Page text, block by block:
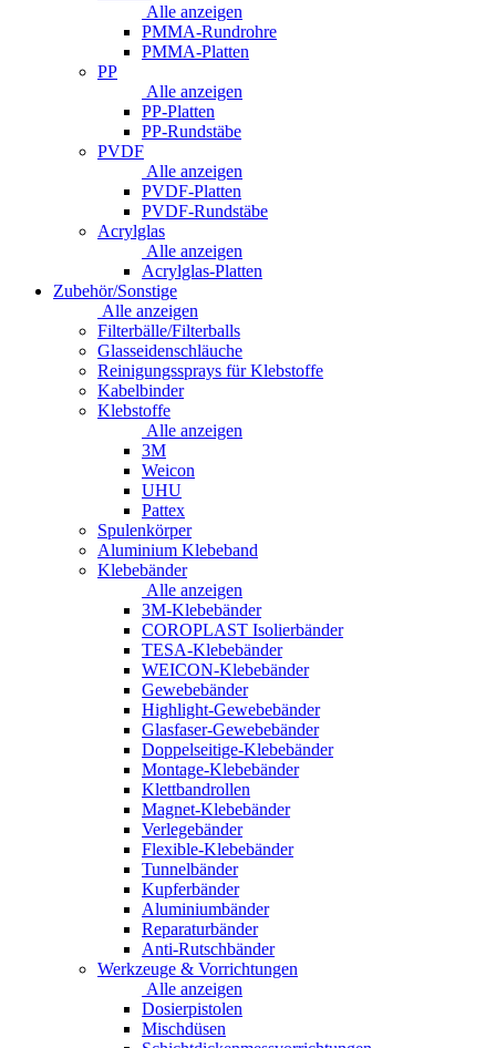
Alle anzeigen
PMMA-Rundrohre
PMMA-Platten
PP
Alle anzeigen
PP-Platten
PP-Rundstäbe
PVDF
Alle anzeigen
PVDF-Platten
PVDF-Rundstäbe
Acrylglas
Alle anzeigen
Acrylglas-Platten
Zubehör/Sonstige
Alle anzeigen
Filterbälle/Filterballs
Glasseidenschläuche
Reinigungssprays für Klebstoffe
Kabelbinder
Klebstoffe
Alle anzeigen
3M
Weicon
UHU
Pattex
Spulenkörper
Aluminium Klebeband
Klebebänder
Alle anzeigen
3M-Klebebänder
COROPLAST Isolierbänder
TESA-Klebebänder
WEICON-Klebebänder
Gewebebänder
Highlight-Gewebebänder
Glasfaser-Gewebebänder
Doppelseitige-Klebebänder
Montage-Klebebänder
Klettbandrollen
Magnet-Klebebänder
Verlegebänder
Flexible-Klebebänder
Tunnelbänder
Kupferbänder
Aluminiumbänder
Reparaturbänder
Anti-Rutschbänder
Werkzeuge & Vorrichtungen
Alle anzeigen
Dosierpistolen
Mischdüsen